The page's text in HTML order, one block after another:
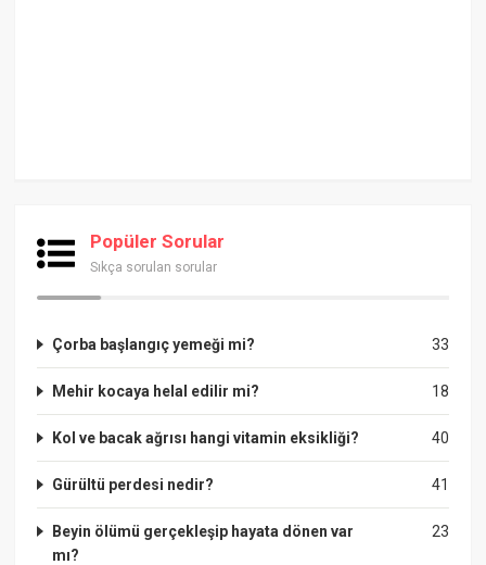
Popüler Sorular
Sıkça sorulan sorular
33
Çorba başlangıç yemeği mi?
18
Mehir kocaya helal edilir mi?
40
Kol ve bacak ağrısı hangi vitamin eksikliği?
41
Gürültü perdesi nedir?
23
Beyin ölümü gerçekleşip hayata dönen var
mı?